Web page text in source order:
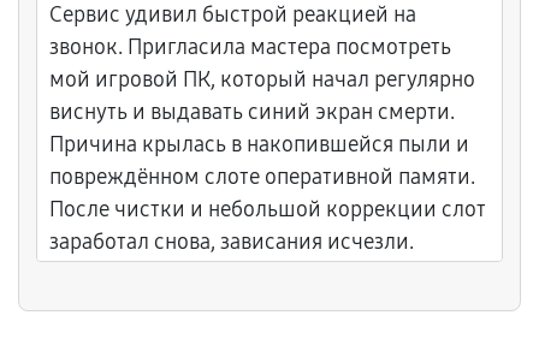
Сервис удивил быстрой реакцией на
звонок. Пригласила мастера посмотреть
мой игровой ПК, который начал регулярно
виснуть и выдавать синий экран смерти.
Причина крылась в накопившейся пыли и
повреждённом слоте оперативной памяти.
После чистки и небольшой коррекции слот
заработал снова, зависания исчезли.